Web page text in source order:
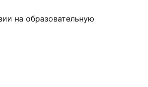
на образовательную